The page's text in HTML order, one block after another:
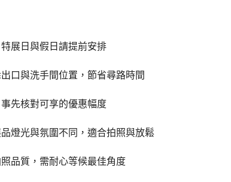
展日與假日請提前安排
口與洗手間位置，節省尋路時間
先核對可享的優惠幅度
燈光與氛圍不同，適合拍照與放鬆
品質，需耐心等候最佳角度